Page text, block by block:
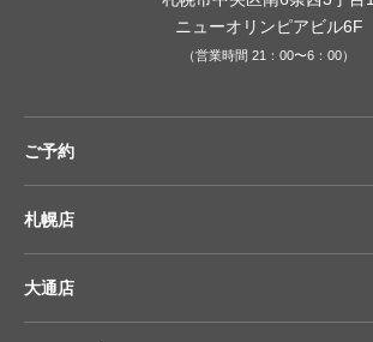
ニューオリンピアビル6F
（営業時間 21：00〜6：00）
ご予約
札幌店
大通店